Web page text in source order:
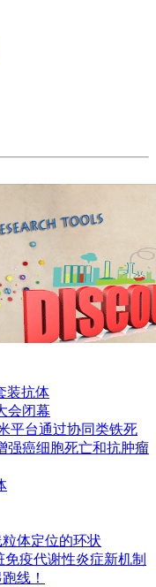
装抗体
会闭幕
平台通过协同类铁死
强癌细胞死亡和抗肿瘤
体定位的环状
疫代谢性炎症新机制
线！